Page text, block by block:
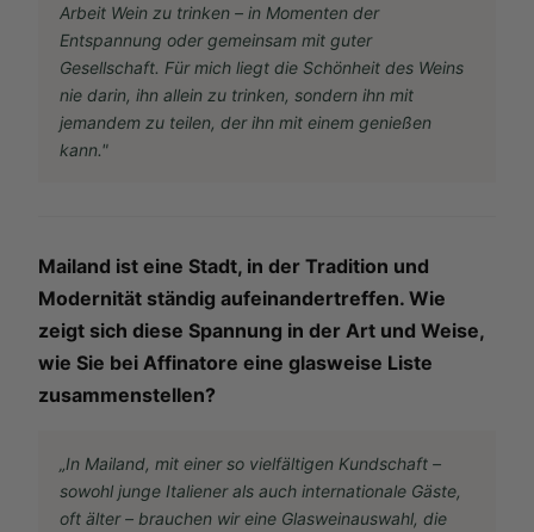
Arbeit Wein zu trinken – in Momenten der
Entspannung oder gemeinsam mit guter
Gesellschaft. Für mich liegt die Schönheit des Weins
nie darin, ihn allein zu trinken, sondern ihn mit
jemandem zu teilen, der ihn mit einem genießen
kann."
Mailand ist eine Stadt, in der Tradition und
Modernität ständig aufeinandertreffen. Wie
zeigt sich diese Spannung in der Art und Weise,
wie Sie bei Affinatore eine glasweise Liste
zusammenstellen?
„In Mailand, mit einer so vielfältigen Kundschaft –
sowohl junge Italiener als auch internationale Gäste,
oft älter – brauchen wir eine Glasweinauswahl, die